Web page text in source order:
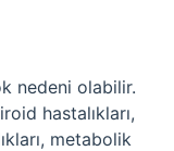
nedeni olabilir.
hastalıkları,
metabolik